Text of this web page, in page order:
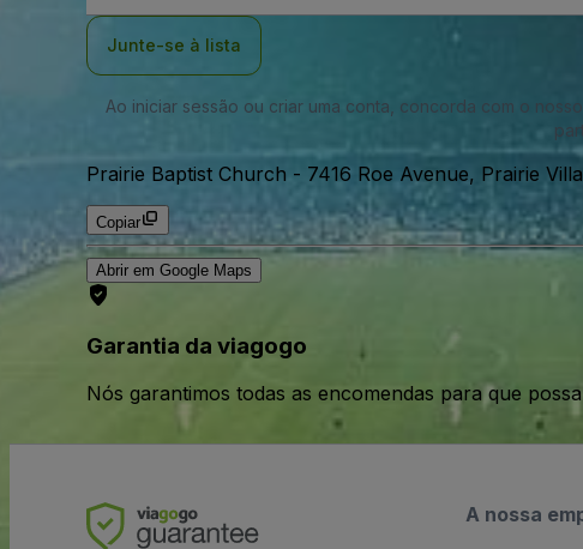
Junte-se à lista
Ao iniciar sessão ou criar uma conta, concorda com o nosso
Prairie Baptist Church - 7416 Roe Avenue, Prairie
Copiar
Abrir em Google Maps
Garantia da viagogo
Nós garantimos todas as encomendas para que
A nossa